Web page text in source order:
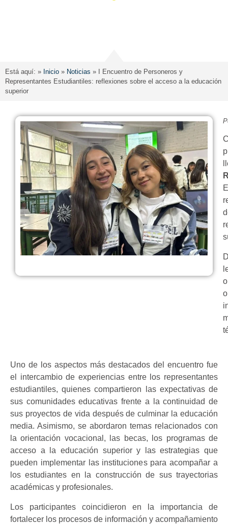
Está aquí: » Inicio » Noticias »
I Encuentro de Personeros y
Representantes Estudiantiles: reflexiones sobre el acceso a la educación
superior
Uno de los aspectos más destacados del encuentro fue
el intercambio de experiencias entre los representantes
estudiantiles, quienes compartieron las expectativas de
sus comunidades educativas frente a la continuidad de
sus proyectos de vida después de culminar la educación
media. Asimismo, se abordaron temas relacionados con
la orientación vocacional, las becas, los programas de
acceso a la educación superior y las estrategias que
pueden implementar las instituciones para acompañar a
los estudiantes en la construcción de sus trayectorias
académicas y profesionales.
Los participantes coincidieron en la importancia de
fortalecer los procesos de información y acompañamiento